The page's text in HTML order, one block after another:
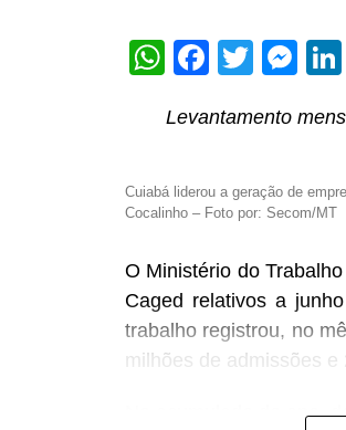
Enquanto a
23.732, em vigor desde
digitais de partidos e
De acordo com Renato
ESPM, FAAP e
WhatsApp
Twitter
Levantamento
Cuiabá liderou a geração de
Cocalinho – Foto por: Secom/MT
O Ministério do
Caged relativos a
trabalho registrou, no
milhões de admissões e
No acumulado do ano,